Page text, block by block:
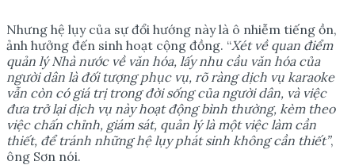
Nhưng hệ lụy của sự đổi hướng này là ô nhiễm tiếng ồn,
ảnh hưởng đến sinh hoạt cộng đồng. “Xét vềquan điểm
quản lý Nhà nước vềvăn hóa, lấy nhu cầu văn hóa của
người dân là đối tượng phục vụ, rõ ràng dịch vụ karaoke
vẫn còn có giá trịtrong đời sống của người dân, và việc
đưa trởlại dịch vụ này hoạt động bình thường, kèm theo
việc chấn chỉnh, giám sát, quản lý là một việc làm cần
thiết, đểtránh những hệlụy phát sinh không cần thiết”,
ông Sơn nói.